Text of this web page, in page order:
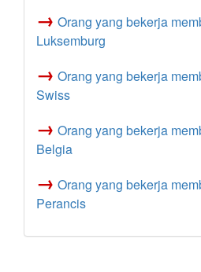
→ Orang yang bekerja
Luksemburg
→ Orang yang bekerja
Swiss
→ Orang yang bekerja
Belgia
→ Orang yang bekerja
Perancis